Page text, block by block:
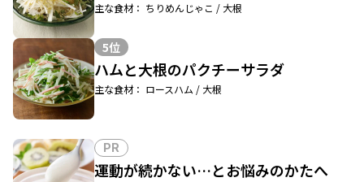
主な食材： ちりめんじゃこ / 大根
5位
ハムと大根のパクチーサラダ
主な食材： ロースハム / 大根
PR
運動が続かない…とお悩みのかたへ